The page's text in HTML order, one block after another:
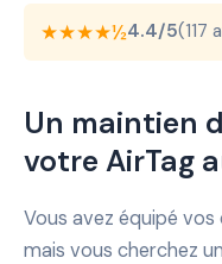
★★★★½4.4/5(117
Un maintien
votre AirTag
Vous avez équipé vos
mais vous cherchez